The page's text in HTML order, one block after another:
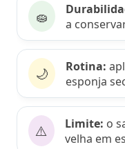
🧽
a
🌙 Rotina:
esponja
⚠️ Limite: o
velha em